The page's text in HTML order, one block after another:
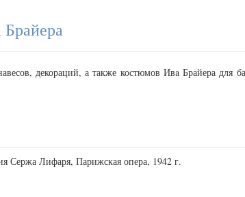
декораций, а также костюмов Ивa Брайера для
Сержа Лифаря, Парижская опера, 1942 г.